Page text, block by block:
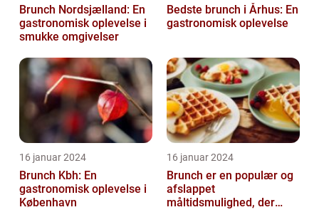
Brunch Nordsjælland: En
gastronomisk oplevelse i
smukke omgivelser
Bedste brunch i Århus: En
gastronomisk oplevelse
16 januar 2024
Brunch Kbh: En
gastronomisk oplevelse i
København
16 januar 2024
Brunch er en populær og
afslappet
måltidsmulighed, der